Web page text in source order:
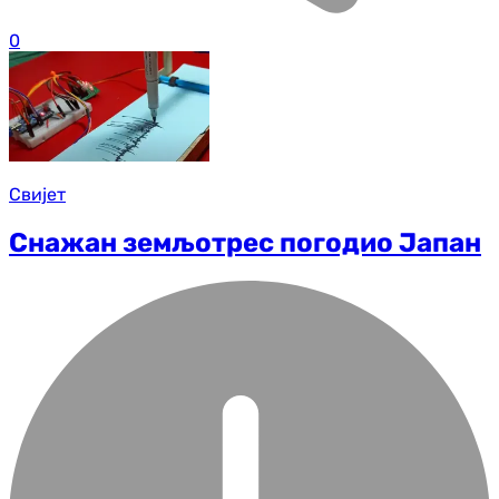
0
Свијет
Снажан земљотрес погодио Јапан